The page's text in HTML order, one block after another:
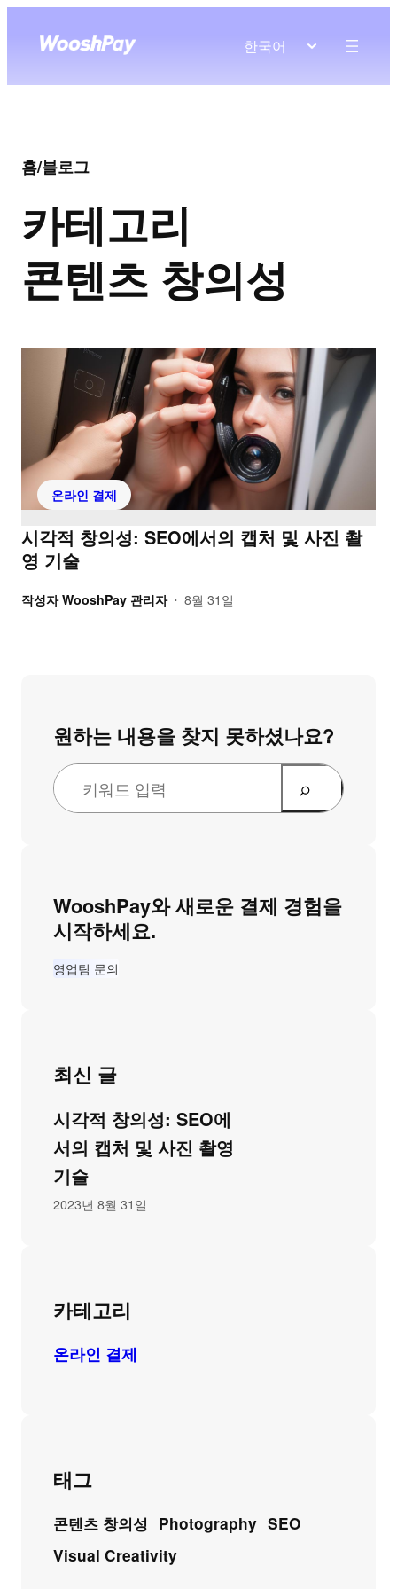
한국어
홈/블로그
카테고리
콘텐츠 창의성
온라인 결제
시각적 창의성: SEO에서의 캡처 및 사진 촬
영 기술
작성자 WooshPay 관리자 • 8월 31일
원하는 내용을 찾지 못하셨나요?
WooshPay와 새로운 결제 경험을
시작하세요.
영업팀 문의
최신 글
시각적 창의성: SEO에
서의 캡처 및 사진 촬영
기술
2023년 8월 31일
카테고리
온라인 결제
태그
콘텐츠 창의성 Photography SEO
Visual Creativity